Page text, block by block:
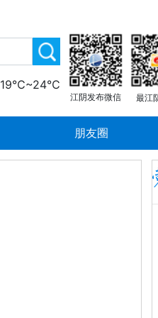
19℃~24℃
江阴发布微信 最江
朋友圈